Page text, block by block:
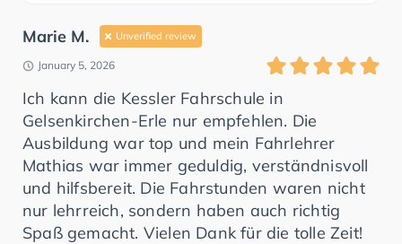
Marie M. Unverified review
January 5, 2026
Ich kann die Kessler Fahrschule in
Gelsenkirchen-Erle nur empfehlen. Die
Ausbildung war top und mein Fahrlehrer
Mathias war immer geduldig, verständnisvoll
und hilfsbereit. Die Fahrstunden waren nicht
nur lehrreich, sondern haben auch richtig
Spaß gemacht. Vielen Dank für die tolle Zeit!